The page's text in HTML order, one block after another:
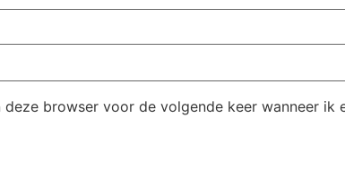
browser voor de volgende keer wanneer ik